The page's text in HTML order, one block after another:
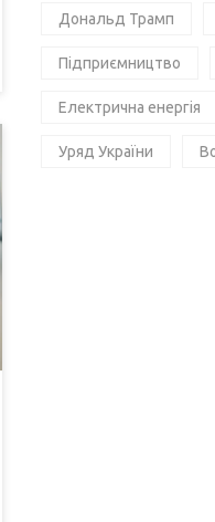
Дональд Трамп
Підприємництво
Електрична енергія
Уряд України